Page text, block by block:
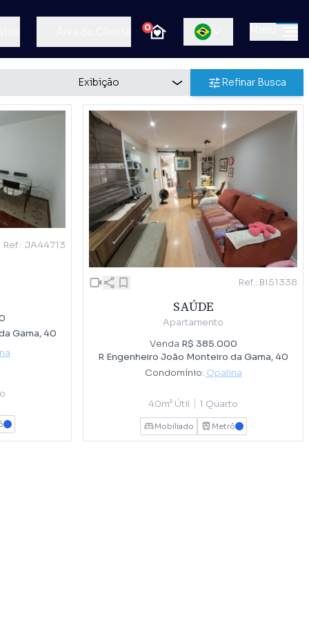
0
Refinar Busca
Ref.: JA44713
Gama, 40
AZUL
Ref.: BI51338
SAÚDE
Apartamento
Venda R$ 385.000
R Engenheiro João Monteiro da Gama, 40
Condomínio: Opalina
40m² Útil | 1 Quarto
Mobiliado Metrô AZUL